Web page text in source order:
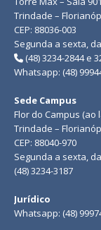
Trindade –
CEP: 88036-003
Segunda a sexta,
(48) 3234-2844 e
Whatsapp: (48)
Sede Campus
Flor do Campus (ao
Trindade –
CEP: 88040-970
Segunda a sexta,
(48) 3234-3187
Jurídico
Whatsapp: (48)